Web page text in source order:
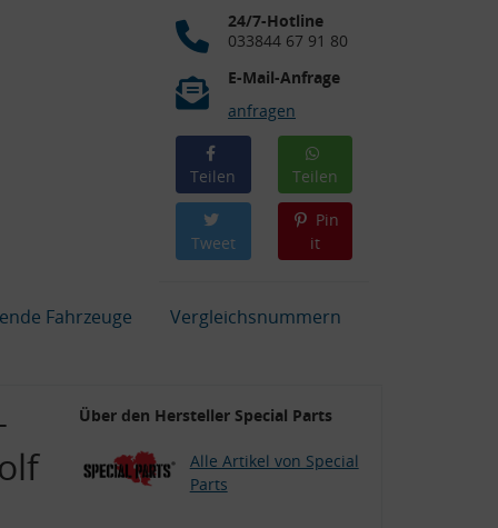
24/7-Hotline
033844 67 91 80
E-Mail-Anfrage
anfragen
Teilen Teilen
Tweet
Pin
it
Fahrzeuge Vergleichsnummern
Über den Hersteller Special Parts
Alle Artikel von Special
Parts